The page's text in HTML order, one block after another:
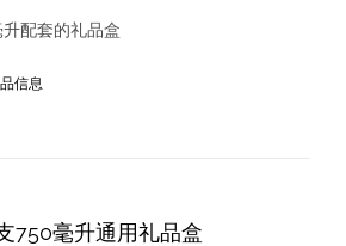
配套的礼品盒
信息
750毫升通用礼品盒